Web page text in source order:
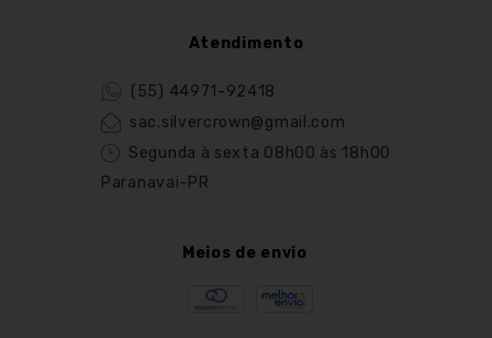
Atendimento
(55) 44971-92418
sac.silvercrown@gmail.com
Segunda à sexta 08h00 às 18h00
Paranavai-PR
Meios de envio